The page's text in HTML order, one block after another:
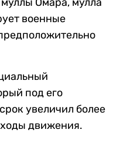
военные
под его
увеличил более
движения.